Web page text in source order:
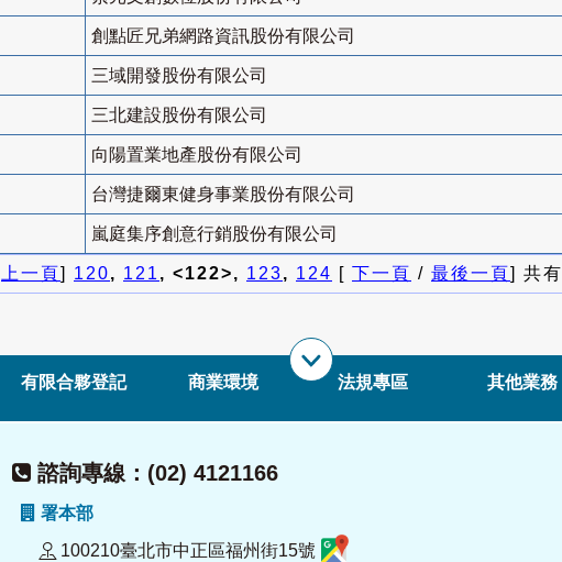
創點匠兄弟網路資訊股份有限公司
三域開發股份有限公司
三北建設股份有限公司
向陽置業地產股份有限公司
台灣捷爾東健身事業股份有限公司
嵐庭集序創意行銷股份有限公司
上一頁] 120, 121, <122>, 123, 124 [ 下一頁 / 最後一頁] 共有
有限合夥登記 商業環境 法規專區 其他業務
諮詢專線：(02) 4121166
署本部
100210臺北市中正區福州街15號